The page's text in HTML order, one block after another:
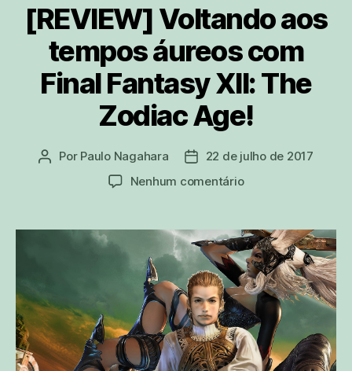
[REVIEW] Voltando aos
tempos áureos com
Final Fantasy XII: The
Zodiac Age!
Autor
Por Paulo Nagahara
Data22 de julho de 2017
Nenhum comentárioem
aos
tempos
áureos
com
Final
Fantasy
XII:
The